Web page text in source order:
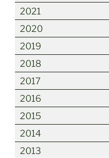
2021
2020
2019
2018
2017
2016
2015
2014
2013